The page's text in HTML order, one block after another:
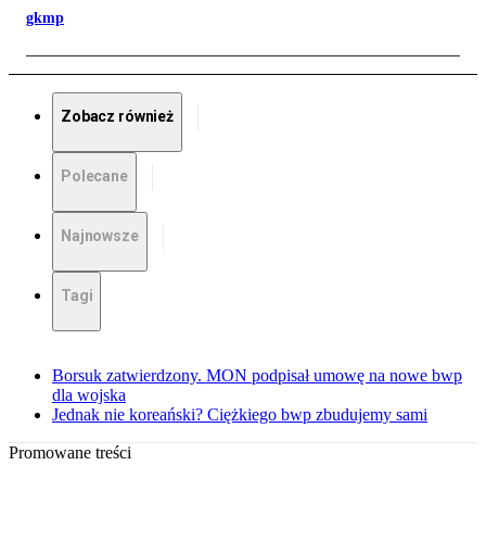
gkmp
Zobacz również
Polecane
Najnowsze
Tagi
Borsuk zatwierdzony. MON podpisał umowę na nowe bwp
dla wojska
Jednak nie koreański? Ciężkiego bwp zbudujemy sami
Promowane treści